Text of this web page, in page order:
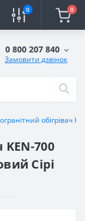
0 0
0 800 207 840
Замовити дзвінок
обігрівач
700
Сірі